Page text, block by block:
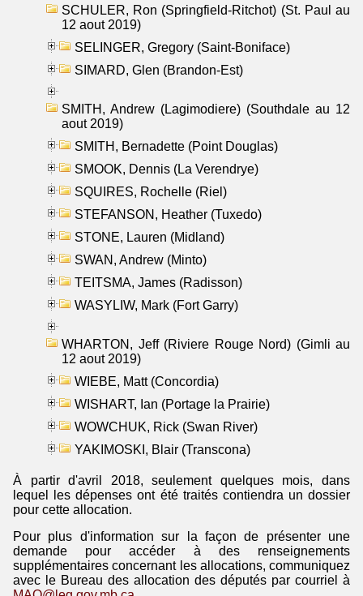
SCHULER, Ron (Springfield-Ritchot) (St. Paul au
12 aout 2019)
SELINGER, Gregory (Saint-Boniface)
SIMARD, Glen (Brandon-Est)
SMITH, Andrew (Lagimodiere) (Southdale au 12
aout 2019)
SMITH, Bernadette (Point Douglas)
SMOOK, Dennis (La Verendrye)
SQUIRES, Rochelle (Riel)
STEFANSON, Heather (Tuxedo)
STONE, Lauren (Midland)
SWAN, Andrew (Minto)
TEITSMA, James (Radisson)
WASYLIW, Mark (Fort Garry)
WHARTON, Jeff (Riviere Rouge Nord) (Gimli au
12 aout 2019)
WIEBE, Matt (Concordia)
WISHART, Ian (Portage la Prairie)
WOWCHUK, Rick (Swan River)
YAKIMOSKI, Blair (Transcona)
À partir d'avril 2018, seulement quelques mois, dans
lequel les dépenses ont été traités contiendra un dossier
pour cette allocation.
Pour plus d'information sur la façon de présenter une
demande pour accéder à des renseignements
supplémentaires concernant les allocations, communiquez
avec le Bureau des allocation des députés par courriel à